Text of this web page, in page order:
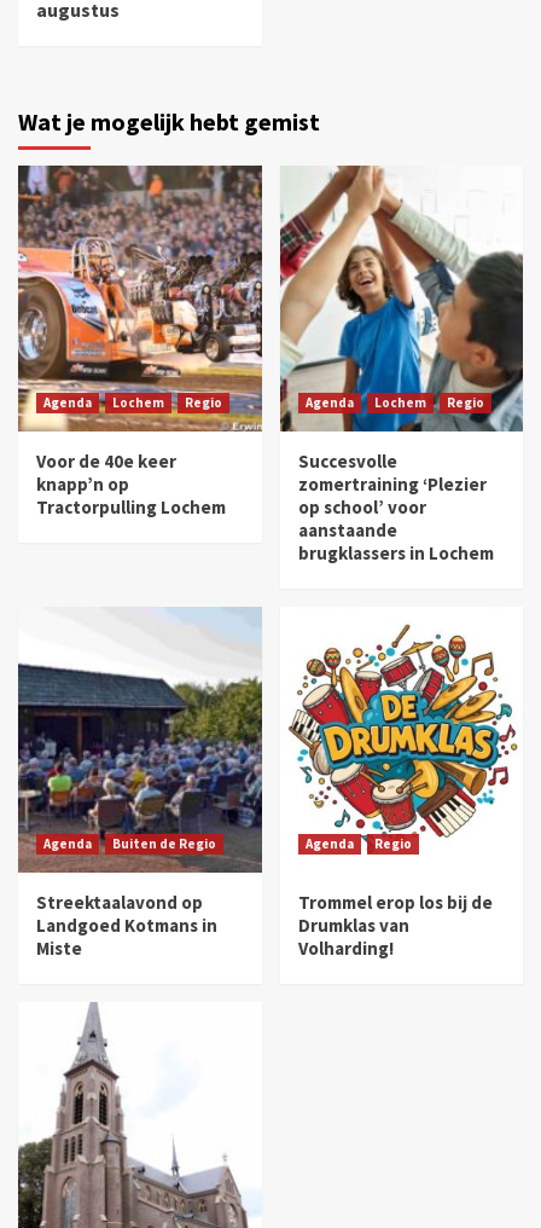
augustus
Wat je mogelijk hebt gemist
Agenda Lochem Regio
Voor de 40e keer
knapp’n op
Tractorpulling Lochem
Agenda Lochem Regio
Succesvolle
zomertraining ‘Plezier
op school’ voor
aanstaande
brugklassers in Lochem
Agenda Buiten de Regio
Streektaalavond op
Landgoed Kotmans in
Miste
Agenda Regio
Trommel erop los bij de
Drumklas van
Volharding!